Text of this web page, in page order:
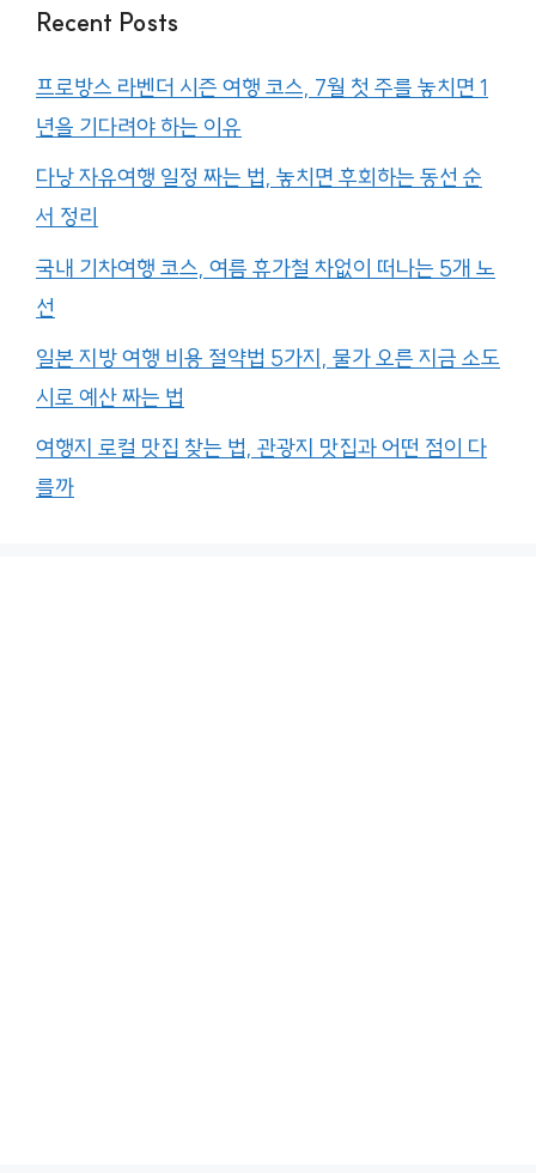
Recent Posts
프로방스 라벤더 시즌 여행 코스, 7월 첫 주를 놓치면 1
년을 기다려야 하는 이유
다낭 자유여행 일정 짜는 법, 놓치면 후회하는 동선 순
서 정리
국내 기차여행 코스, 여름 휴가철 차없이 떠나는 5개 노
선
일본 지방 여행 비용 절약법 5가지, 물가 오른 지금 소도
시로 예산 짜는 법
여행지 로컬 맛집 찾는 법, 관광지 맛집과 어떤 점이 다
를까